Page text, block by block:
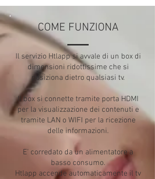
COME FUNZIONA
Il servizio Htlapp si avvale di un box di
dimensioni ridottissime che si
posiziona dietro qualsiasi tv.
Il box si connette tramite porta HDMI
per la visualizzazione dei contenuti e
tramite LAN o WIFI per la ricezione
delle informazioni.
E’ corredato da un alimentatore a
basso consumo.
Htlapp accende automaticamente il tv